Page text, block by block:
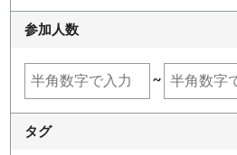
参加人数
~
タグ